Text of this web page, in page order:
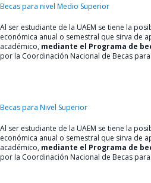
Becas para nivel Medio Superior
Al ser estudiante de la UAEM se tiene la
económica anual o semestral que sirva de
académico, mediante el Programa de
por la Coordinación Nacional de Becas
Becas para Nivel Superior
Al ser estudiante de la UAEM se tiene la
económica anual o semestral que sirva de
académico, mediante el Programa de
por la Coordinación Nacional de Becas